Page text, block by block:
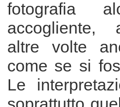
fotografia
accogliente,
altre volte
come se si
Le